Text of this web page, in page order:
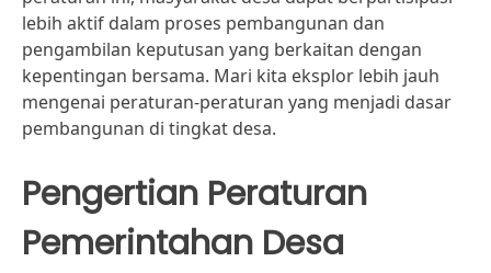
lebih aktif dalam proses pembangunan dan
pengambilan keputusan yang berkaitan dengan
kepentingan bersama. Mari kita eksplor lebih jauh
mengenai peraturan-peraturan yang menjadi dasar
pembangunan di tingkat desa.
Pengertian Peraturan
Pemerintahan Desa